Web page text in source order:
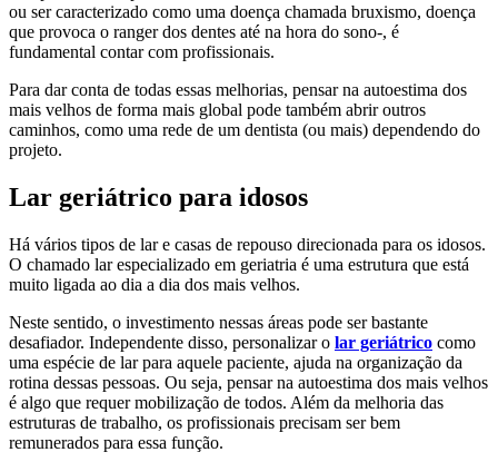
ou ser caracterizado como uma doença chamada bruxismo, doença
que provoca o ranger dos dentes até na hora do sono-, é
fundamental contar com profissionais.
Para dar conta de todas essas melhorias, pensar na autoestima dos
mais velhos de forma mais global pode também abrir outros
caminhos, como uma rede de um dentista (ou mais) dependendo do
projeto.
Lar geriátrico para idosos
Há vários tipos de lar e casas de repouso direcionada para os idosos.
O chamado lar especializado em geriatria é uma estrutura que está
muito ligada ao dia a dia dos mais velhos.
Neste sentido, o investimento nessas áreas pode ser bastante
desafiador. Independente disso, personalizar o lar geriátrico como
uma espécie de lar para aquele paciente, ajuda na organização da
rotina dessas pessoas. Ou seja, pensar na autoestima dos mais velhos
é algo que requer mobilização de todos. Além da melhoria das
estruturas de trabalho, os profissionais precisam ser bem
remunerados para essa função.